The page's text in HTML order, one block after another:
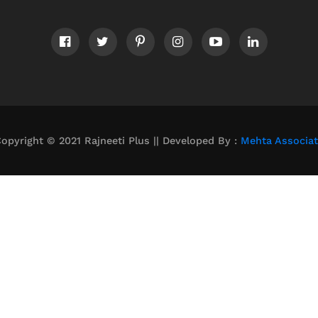
© 2021 Rajneeti Plus || Developed By : Mehta